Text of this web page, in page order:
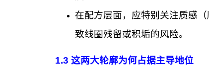
在配方层面，应特别关注质感
致线圈残留或积垢的风险。
1.3 这两大轮廓为何占据主导地位